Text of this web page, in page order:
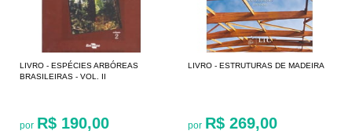
LIVRO - ESPÉCIES ARBÓREAS
BRASILEIRAS - VOL. II
por R$ 190,00
LIVRO - ESTRUTURAS DE MADEIRA
por R$ 269,00